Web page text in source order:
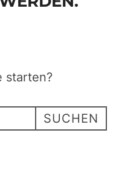
starten?
SUCHEN